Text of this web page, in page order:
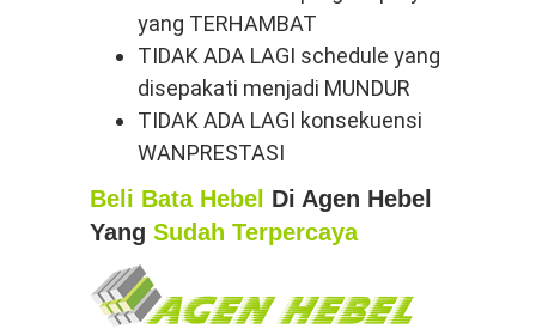
yang TERHAMBAT
TIDAK ADA LAGI schedule yang
disepakati menjadi MUNDUR
TIDAK ADA LAGI konsekuensi
WANPRESTASI
Beli Bata Hebel Di Agen Hebel
Yang Sudah Terpercaya